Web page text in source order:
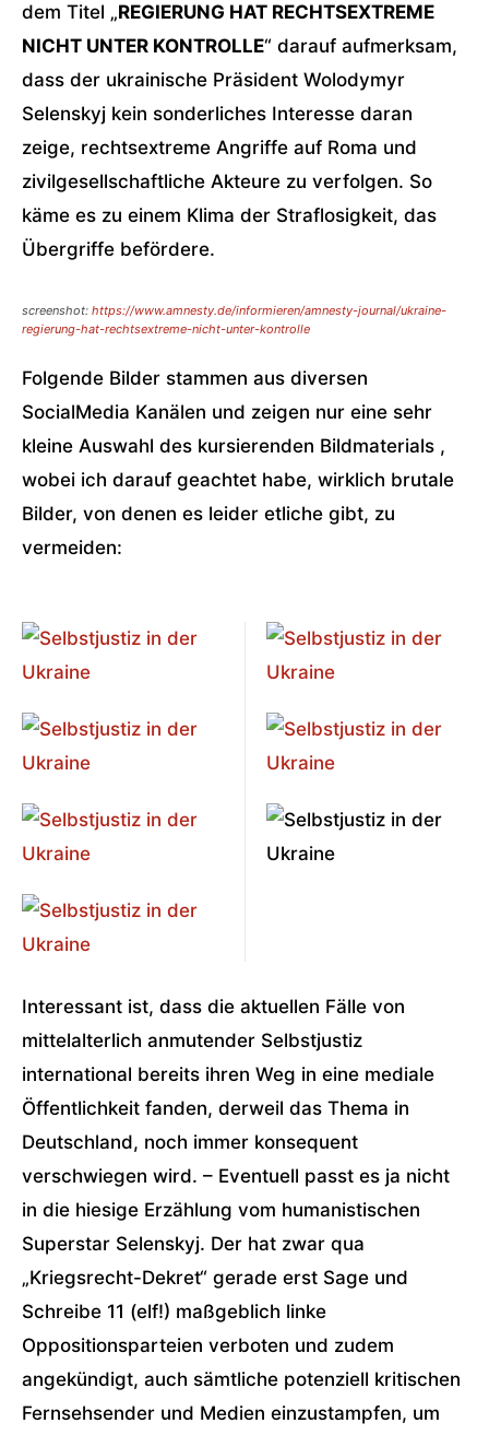
dem Titel „REGIERUNG HAT RECHTSEXTREME
NICHT UNTER KONTROLLE“ darauf aufmerksam,
dass der ukrainische Präsident Wolodymyr
Selenskyj kein sonderliches Interesse daran
zeige, rechtsextreme Angriffe auf Roma und
zivilgesellschaftliche Akteure zu verfolgen. So
käme es zu einem Klima der Straflosigkeit, das
Übergriffe befördere.
screenshot: https://www.amnesty.de/informieren/amnesty-journal/ukraine-
regierung-hat-rechtsextreme-nicht-unter-kontrolle
Folgende Bilder stammen aus diversen
SocialMedia Kanälen und zeigen nur eine sehr
kleine Auswahl des kursierenden Bildmaterials ,
wobei ich darauf geachtet habe, wirklich brutale
Bilder, von denen es leider etliche gibt, zu
vermeiden:
Interessant ist, dass die aktuellen Fälle von
mittelalterlich anmutender Selbstjustiz
international bereits ihren Weg in eine mediale
Öffentlichkeit fanden, derweil das Thema in
Deutschland, noch immer konsequent
verschwiegen wird. – Eventuell passt es ja nicht
in die hiesige Erzählung vom humanistischen
Superstar Selenskyj. Der hat zwar qua
„Kriegsrecht-Dekret“ gerade erst Sage und
Schreibe 11 (elf!) maßgeblich linke
Oppositionsparteien verboten und zudem
angekündigt, auch sämtliche potenziell kritischen
Fernsehsender und Medien einzustampfen, um